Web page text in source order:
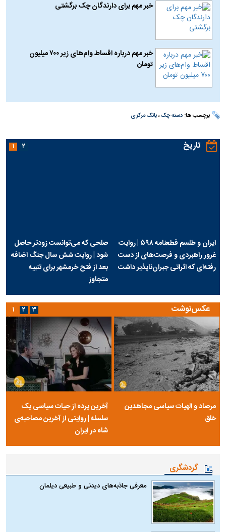
خبر مهم برای دارندگان چک برگشتی
خبر مهم درباره اقساط وام‌های زیر ۷۰۰ میلیون
تومان
برچسب ها:دسته چک،بانک مرکزی
تاریخ
ایران و طلسم قطعنامه ۵۹۸ | روایت
غرور راهبردی و فرصت‌های از دست
رفته‌ای که اثراتی جبران‌ناپذیر داشت
صلحی که می‌توانست زودتر حاصل
شود | روایت شش سال جنگ اضافه
بعد از فتح خرمشهر برای تنبیه
متجاوز
۱ ۲
عکس‌نوشت
مرصاد و الهیات سیاسی مجاهدین
خلق
آخرین پرده از حیات سیاسی یک
سلسله | روایتی از آخرین مصاحبه‌ی
شاه در ایران
۱ ۲ ۳
گردشگری
معرفی جاذبه‌های دیدنی و طبیعی دیلمان